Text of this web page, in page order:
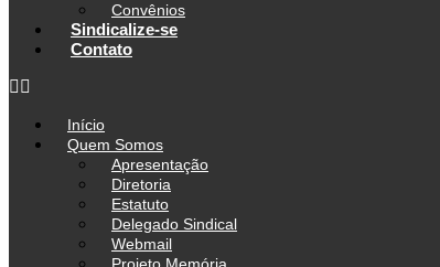
Convênios
Sindicalize-se
Contato
Início
Quem Somos
Apresentação
Diretoria
Estatuto
Delegado Sindical
Webmail